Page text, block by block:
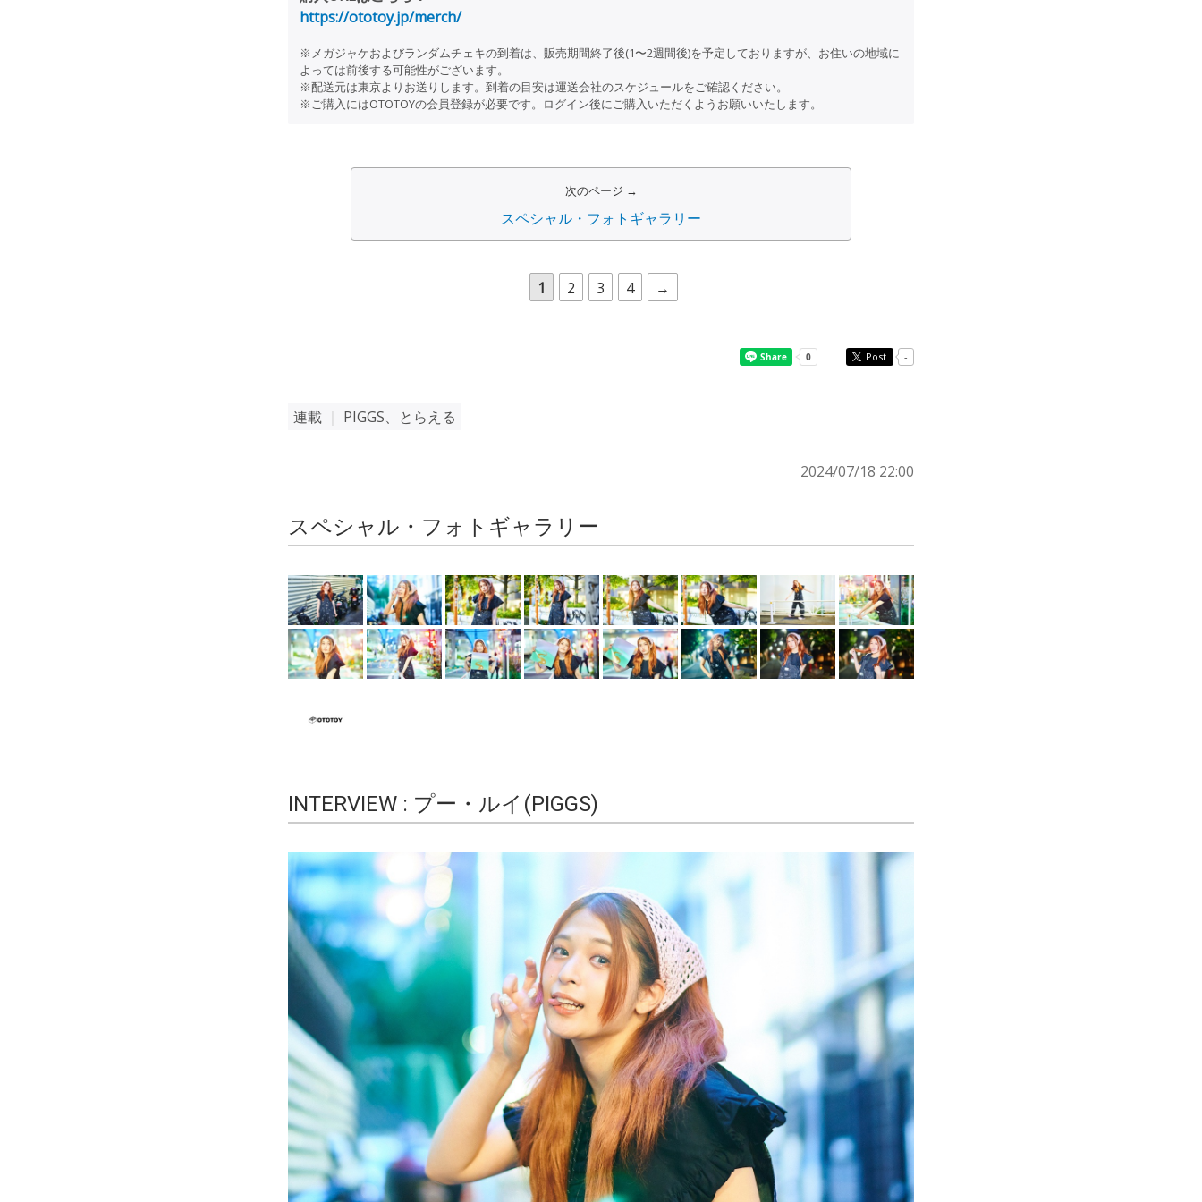
https://ototoy.jp/merch/
※メガジャケおよびランダムチェキの到着は、販売期間終了後(1〜2週間後)を予定しておりますが、お住いの地域に
よっては前後する可能性がございます。
※配送元は東京よりお送りします。到着の目安は運送会社のスケジュールをご確認ください。
※ご購入にはOTOTOYの会員登録が必要です。ログイン後にご購入いただくようお願いいたします。
次のページ →
スペシャル・フォトギャラリー
1 2 3 4 →
Post -
連載 PIGGS、とらえる
2024/07/18 22:00
スペシャル・フォトギャラリー
INTERVIEW : プー・ルイ(PIGGS)